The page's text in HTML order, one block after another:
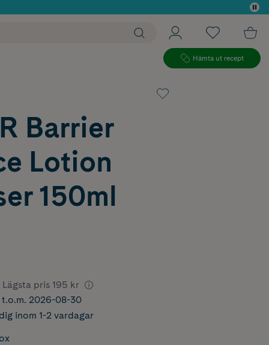
Hämta ut recept
Barrier
Lotion
150ml
Lägsta pris 195 kr
2026-08-30
inom 1-2 vardagar